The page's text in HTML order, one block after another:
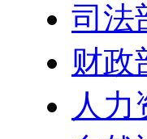
司法
财政
人